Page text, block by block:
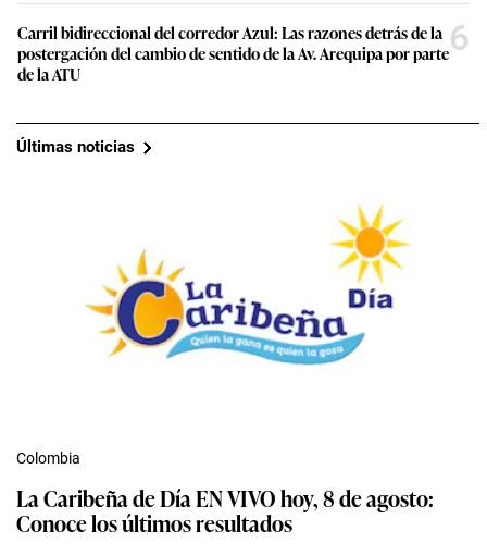
Carril bidireccional del corredor Azul: Las razones detrás de la
postergación del cambio de sentido de la Av. Arequipa por parte
de la ATU
6
Últimas noticias
Colombia
La Caribeña de Día EN VIVO hoy, 8 de agosto:
Conoce los últimos resultados